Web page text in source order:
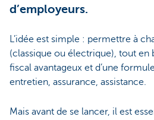
d’employeurs.
L’idée est simple : permettre à
(classique ou électrique), tout en
fiscal avantageux et d’une
entretien, assurance, assistance.
Mais avant de se lancer, il est